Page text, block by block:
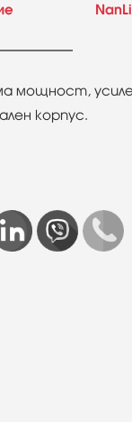
мощност,
корпус.